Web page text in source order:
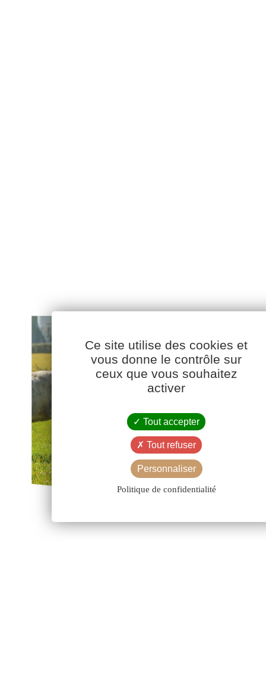
Ce site utilise des cookies et
vous donne le contrôle sur
ceux que vous souhaitez
activer
Tout accepter
Tout refuser
Personnaliser
Politique de confidentialité